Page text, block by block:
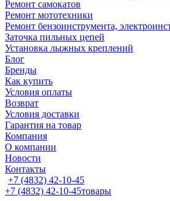
Ремонт самокатов
Ремонт мототехники
Ремонт бензоинструмента,
Заточка пильных цепей
Установка лыжных креплений
Блог
Бренды
Как купить
Условия оплаты
Возврат
Условия доставки
Гарантия на товар
Компания
О компании
Новости
Контакты
+7 (4832) 42-10-45
+7 (4832) 42-10-45товары